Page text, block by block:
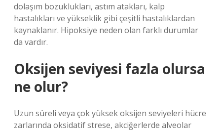
dolaşım bozuklukları, astım atakları, kalp
hastalıkları ve yükseklik gibi çeşitli hastalıklardan
kaynaklanır. Hipoksiye neden olan farklı durumlar
da vardır.
Oksijen seviyesi fazla olursa
ne olur?
Uzun süreli veya çok yüksek oksijen seviyeleri hücre
zarlarında oksidatif strese, akciğerlerde alveolar